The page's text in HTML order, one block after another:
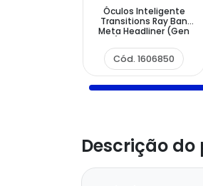
Óculos Inteligente
Transitions Ray Ban
Meta Headliner (Gen
Câmera e Speaker -
Shiny Asteroid Grey
Emerald
Cód. 1606850
Descrição